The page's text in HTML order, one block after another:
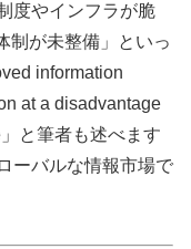
度やインフラが脆
制が未整備」といっ
information
at a disadvantage
と筆者も述べます
ーバルな情報市場で